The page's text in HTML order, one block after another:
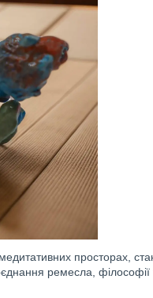
просторах,
ремесла, філософії